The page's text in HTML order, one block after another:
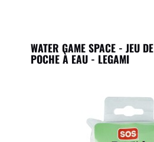
WATER GAME SPACE - JEU DE
POCHE À EAU - LEGAMI